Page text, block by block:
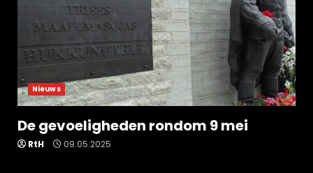
Nieuws
De gevoeligheden rondom 9 mei
RtH 09.05.2025